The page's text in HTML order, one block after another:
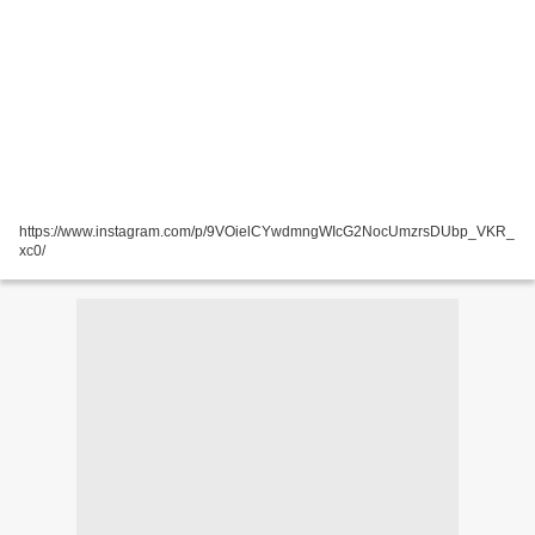
https://www.instagram.com/p/9VOielCYwdmngWIcG2NocUmzrsDUbp_VKR_
xc0/